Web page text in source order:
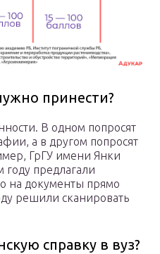
принести?
В одном попросят
а в другом попросят
ГрГУ имени Янки
предлагали
на документы прямо
решили сканировать
справку в вуз?